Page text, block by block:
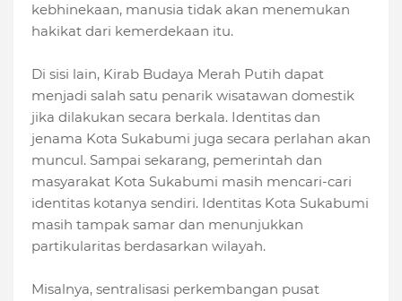
kebhinekaan, manusia tidak akan menemukan
hakikat dari kemerdekaan itu.
Di sisi lain, Kirab Budaya Merah Putih dapat
menjadi salah satu penarik wisatawan domestik
jika dilakukan secara berkala. Identitas dan
jenama Kota Sukabumi juga secara perlahan akan
muncul. Sampai sekarang, pemerintah dan
masyarakat Kota Sukabumi masih mencari-cari
identitas kotanya sendiri. Identitas Kota Sukabumi
masih tampak samar dan menunjukkan
partikularitas berdasarkan wilayah.
Misalnya, sentralisasi perkembangan pusat